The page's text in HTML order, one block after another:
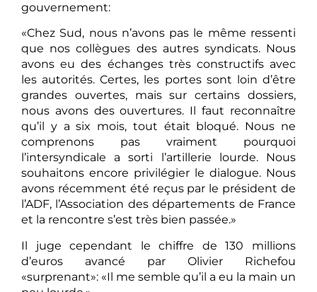
gouvernement:
«Chez Sud, nous n’avons pas le même ressenti
que nos collègues des autres syndicats. Nous
avons eu des échanges très constructifs avec
les autorités. Certes, les portes sont loin d’être
grandes ouvertes, mais sur certains dossiers,
nous avons des ouvertures. Il faut reconnaître
qu’il y a six mois, tout était bloqué. Nous ne
comprenons pas vraiment pourquoi
l’intersyndicale a sorti l’artillerie lourde. Nous
souhaitons encore privilégier le dialogue. Nous
avons récemment été reçus par le président de
l’ADF, l’Association des départements de France
et la rencontre s’est très bien passée.»
Il juge cependant le chiffre de 130 millions
d’euros avancé par Olivier Richefou
«surprenant»: «Il me semble qu’il a eu la main un